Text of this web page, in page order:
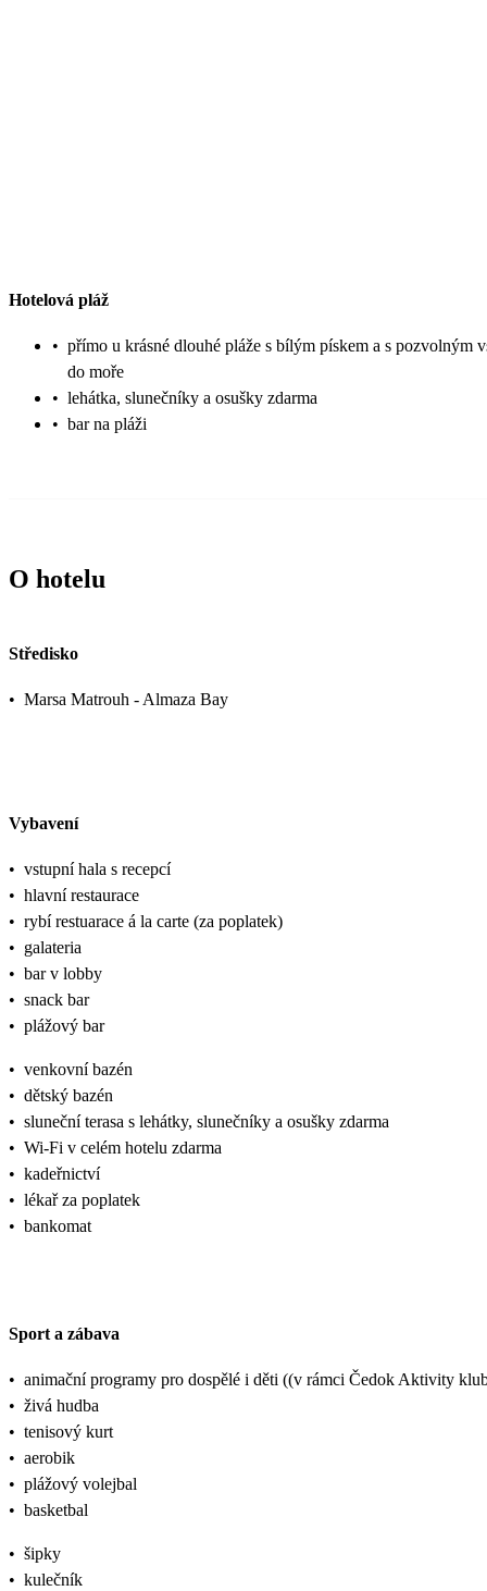
Hotelová pláž
• přímo u krásné dlouhé pláže s bílým pískem a s pozvolným
do moře
• lehátka, slunečníky a osušky zdarma
• bar na pláži
O hotelu
Středisko
• Marsa Matrouh - Almaza Bay
Vybavení
• vstupní hala s recepcí
• hlavní restaurace
• rybí restuarace á la carte (za poplatek)
• galateria
• bar v lobby
• snack bar
• plážový bar
• venkovní bazén
• dětský bazén
• sluneční terasa s lehátky, slunečníky a osušky zdarma
• Wi-Fi v celém hotelu zdarma
• kadeřnictví
• lékař za poplatek
• bankomat
Sport a zábava
• animační programy pro dospělé i děti ((v rámci Čedok Aktivity
• živá hudba
• tenisový kurt
• aerobik
• plážový volejbal
• basketbal
• šipky
• kulečník